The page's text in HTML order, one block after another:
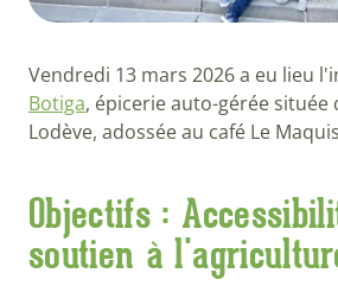
Vendredi 13 mars 2026 a eu lieu
Botiga, épicerie auto-gérée située
Lodève, adossée au café Le
Objectifs :
soutien à